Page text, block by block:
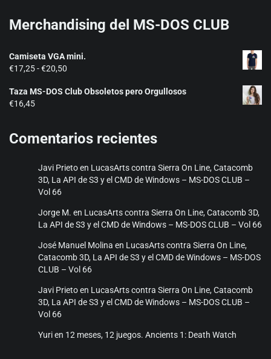
Merchandising del MS-DOS CLUB
Camiseta VGA mini.
€17,25-€20,50
precios:
€20,50
Taza MS-DOS Club Obsoletos pero Orgullosos
€16,45
Comentarios recientes
Javi Prietoen LucasArts contra Sierra On Line, Catacomb
3D, La API de S3 y el CMD de Windows – MS-DOS CLUB –
Vol 66
Jorge M. en LucasArts contra Sierra On Line, Catacomb 3D,
La API de S3 y el CMD de Windows – MS-DOS CLUB – Vol 66
José Manuel Molina en LucasArts contra Sierra On Line,
Catacomb 3D, La API de S3 y el CMD de Windows – MS-DOS
CLUB – Vol 66
Javi Prietoen LucasArts contra Sierra On Line, Catacomb
3D, La API de S3 y el CMD de Windows – MS-DOS CLUB –
Vol 66
Yurien 12 meses, 12 juegos. Ancients 1: Death Watch